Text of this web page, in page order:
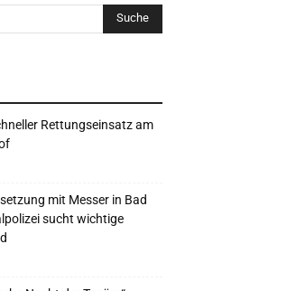
Rettungseinsatz am
mit Messer in Bad
sucht wichtige